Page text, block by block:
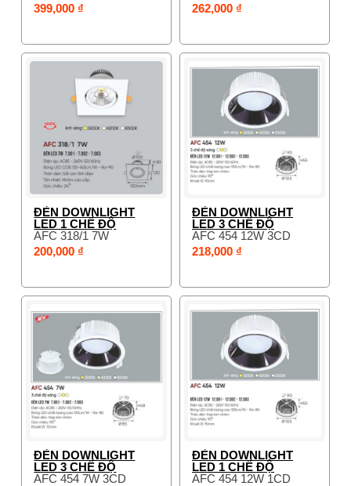
399,000 ₫
262,000 ₫
ĐÈN DOWNLIGHT
LED 1 CHẾ ĐỘ
AFC 318/1 7W
200,000 ₫
ĐÈN DOWNLIGHT
LED 3 CHẾ ĐỘ
AFC 454 12W 3CD
218,000 ₫
ĐÈN DOWNLIGHT
LED 3 CHẾ ĐỘ
AFC 454 7W 3CD
ĐÈN DOWNLIGHT
LED 1 CHẾ ĐỘ
AFC 454 12W 1CD